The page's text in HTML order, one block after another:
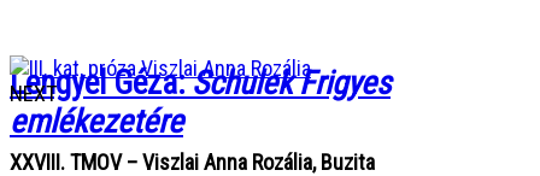
Lengyel Géza:Schulek Frigyes
emlékezetére
NEXT
XXVIII. TMOV – Viszlai Anna Rozália, Buzita